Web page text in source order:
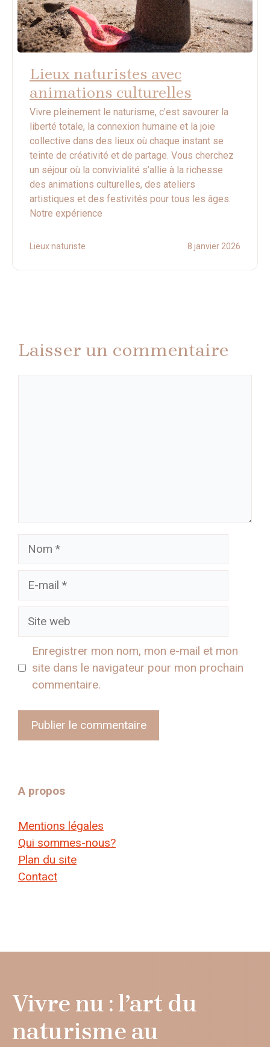
Lieux naturistes avec
animations culturelles
Vivre pleinement le naturisme, c’est savourer la
liberté totale, la connexion humaine et la joie
collective dans des lieux où chaque instant se
teinte de créativité et de partage. Vous cherchez
un séjour où la convivialité s’allie à la richesse
des animations culturelles, des ateliers
artistiques et des festivités pour tous les âges.
Notre expérience
Lieux naturiste 8 janvier 2026
Laisser un commentaire
Enregistrer mon nom, mon e-mail et mon
site dans le navigateur pour mon prochain
commentaire.
A propos
Mentions légales
Qui sommes-nous?
Plan du site
Contact
Vivre nu : l’art du
naturisme au